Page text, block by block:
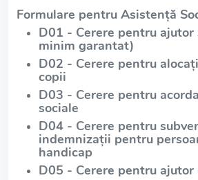
Formulare pentru Asistență
D01 - Cerere pentru
minim garantat)
D02 - Cerere pentru
copii
D03 - Cerere pentru
sociale
D04 - Cerere pentru
indemnizații pentru
handicap
D05 - Cerere pentru ajutor